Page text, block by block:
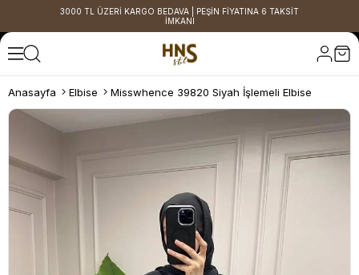
3000 TL ÜZERİ KARGO BEDAVA | PEŞİN FİYATINA 6 TAKSİT
İMKANI
Anasayfa Elbise Misswhence 39820 Siyah İşlemeli Elbise